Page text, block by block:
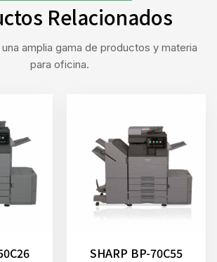
Relacionados
amplia gama de productos y materia
para oficina.
SHARP BP-70C55